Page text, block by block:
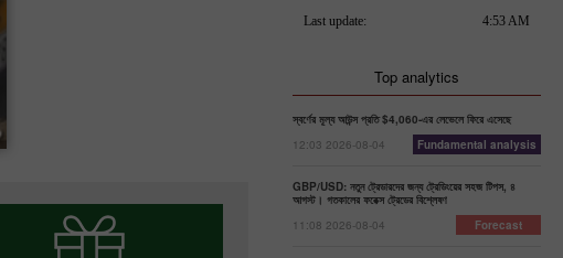
Top analytics
স্বর্ণের মূল্য আউন্স প্রতি $4,060-এর লেভেলে ফিরে এসেছে
12:03 2026-08-04
Fundamental analysis
GBP/USD: নতুন ট্রেডারদের জন্য ট্রেডিংয়ের সহজ টিপস, ৪
আগস্ট। গতকালের ফরেক্স ট্রেডের বিশ্লেষণ
11:08 2026-08-04
Forecast